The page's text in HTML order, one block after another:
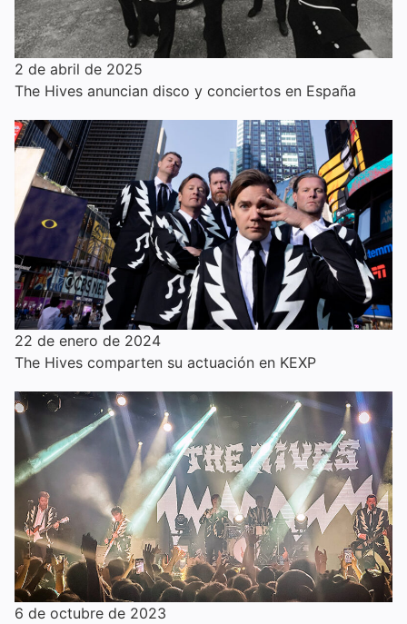
2 de abril de 2025
The Hives anuncian disco y conciertos en España
22 de enero de 2024
The Hives comparten su actuación en KEXP
6 de octubre de 2023